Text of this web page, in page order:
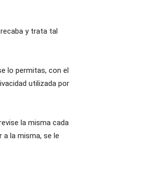
y trata tal
lo permitas, con el
utilizada por
la misma cada
a la misma, se le